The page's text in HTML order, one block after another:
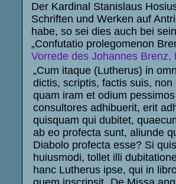
Der Kardinal Stanislaus
Schriften und Werken auf
habe, so sei dies auch bei
„Confutatio prolegomenon
Vorrede des Johannes Brenz,
„Cum itaque (Lutherus) in
dictis, scriptis, factis suis, non
quam iram et odium pessimos
consultores adhibuerit, erit
quisquam qui dubitet,
ab eo profecta sunt, aliunde
Diabolo profecta esse? Si
huiusmodi, tollet illi
hanc Lutherus ipse, qui in